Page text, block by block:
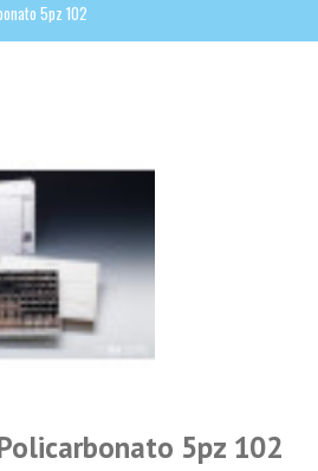
5pz 102
login per i
prezzi
5pz 102